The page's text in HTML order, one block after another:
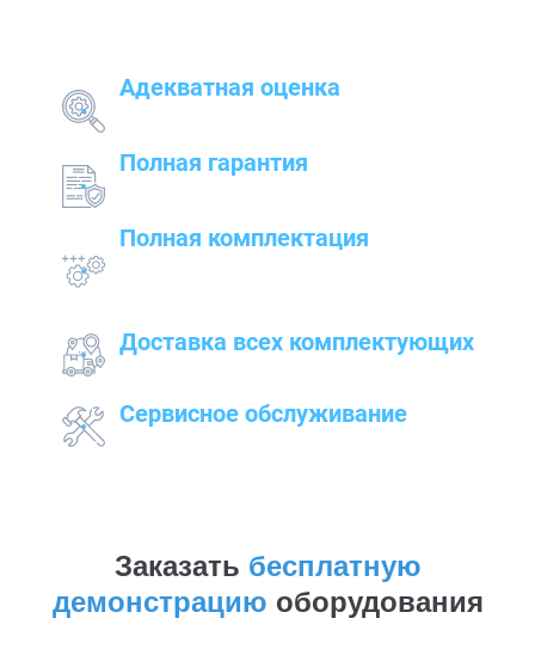
Адекватная оценка
Полная гарантия
Полная комплектация
Доставка всех комплектующих
Сервисное обслуживание
Заказать бесплатную
демонстрацию оборудования